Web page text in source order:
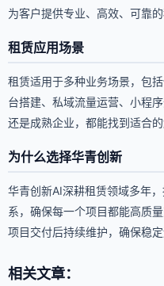
为客户提供专业、高效、可靠的
租赁应用场景
租赁适用于多种业务场景，包
台搭建、私域流量运营、小程
还是成熟企业，都能找到适合的
为什么选择华青创新
华青创新AI深耕租赁领域多年
系，确保每一个项目都能高质
项目交付后持续维护，确保稳定
相关文章：